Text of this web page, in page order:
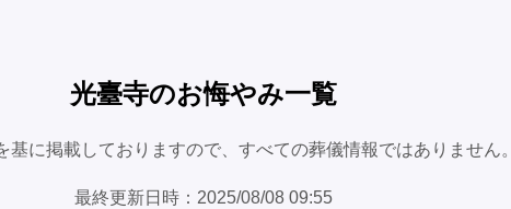
光臺寺のお悔やみ一覧
基に掲載しておりますので、すべての葬儀情報ではありません。
最終更新日時：2025/08/08 09:55